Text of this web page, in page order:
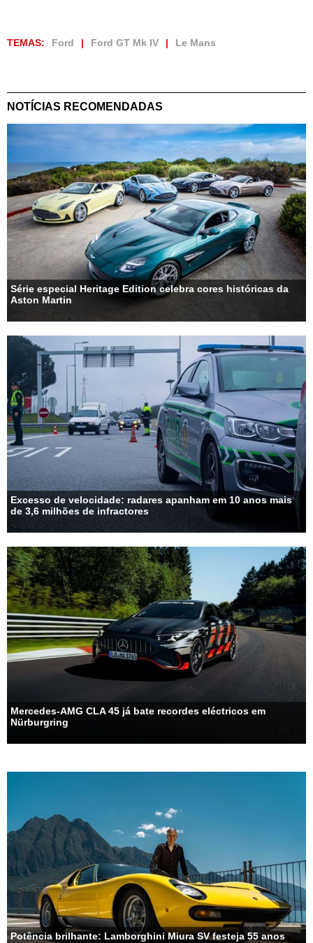
TEMAS: Ford Ford GT Mk IV Le Mans
NOTÍCIAS RECOMENDADAS
Série especial Heritage Edition celebra cores históricas da
Aston Martin
Excesso de velocidade: radares apanham em 10 anos mais
de 3,6 milhões de infractores
Mercedes-AMG CLA 45 já bate recordes eléctricos em
Nürburgring
Potência brilhante: Lamborghini Miura SV festeja 55 anos